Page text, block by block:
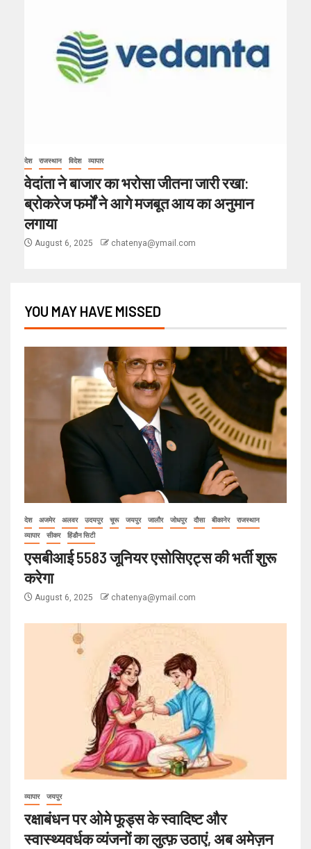
देश राजस्थान विदेश व्यापार
वेदांता ने बाजार का भरोसा जीतना जारी रखा:
ब्रोकरेज फर्मों ने आगे मजबूत आय का अनुमान
लगाया
August 6, 2025 chatenya@ymail.com
YOU MAY HAVE MISSED
देश अजमेर अलवर उदयपुर चूरू जयपुर जालौर जोधपुर दौसा बीकानेर
राजस्थान
व्यापार
सीकर हिंडौन सिटी
एसबीआई 5583 जूनियर एसोसिएट्स की भर्ती शुरू
करेगा
August 6, 2025 chatenya@ymail.com
व्यापार जयपुर
रक्षाबंधन पर ओमे फूड्स के स्वादिष्ट और
स्वास्थ्यवर्धक व्यंजनों का लुत्फ़ उठाएं, अब अमेज़न